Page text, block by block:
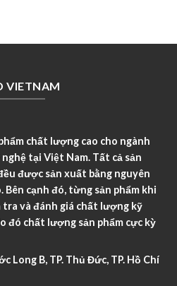
VIETNAM
chất lượng cao cho ngành
tại Việt Nam. Tất cả sản
được sản xuất bằng nguyên
cạnh đó, từng sản phẩm khi
và đánh giá chất lượng kỹ
đó chất lượng sản phẩm cực kỳ
Long B, TP. Thủ Đức, TP. Hồ Chí